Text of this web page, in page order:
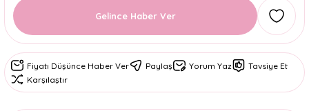
Gelince Haber Ver
Fiyatı Düşünce Haber Ver Paylaş Yorum Yaz
Tavsiye Et
Karşılaştır